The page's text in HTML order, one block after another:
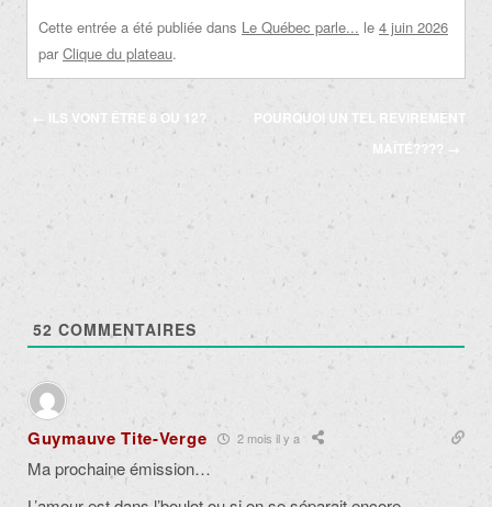
Cette entrée a été publiée dans Le Québec parle... le 4 juin 2026
par Clique du plateau.
Navigation
articles
← ILS VONT ÊTRE 8 OU 12?
POURQUOI UN TEL REVIREMENT
MAÏTÉ????
→
52 COMMENTAIRES
Guymauve Tite-Verge 2 mois il y a
Ma prochaine émission…